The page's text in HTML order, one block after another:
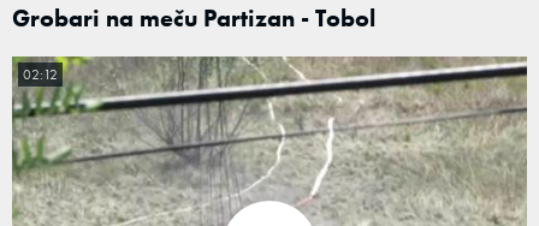
Grobari na meču Partizan - Tobol
02:12